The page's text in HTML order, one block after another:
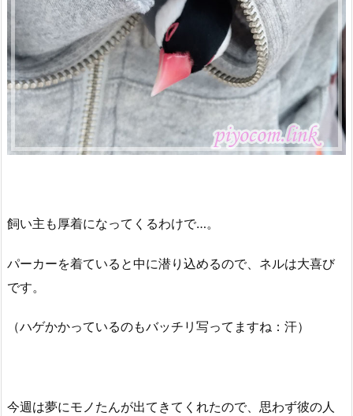
飼い主も厚着になってくるわけで…。
パーカーを着ていると中に潜り込めるので、ネルは大喜び
です。
（ハゲかかっているのもバッチリ写ってますね：汗）
今週は夢にモノたんが出てきてくれたので、思わず彼の人